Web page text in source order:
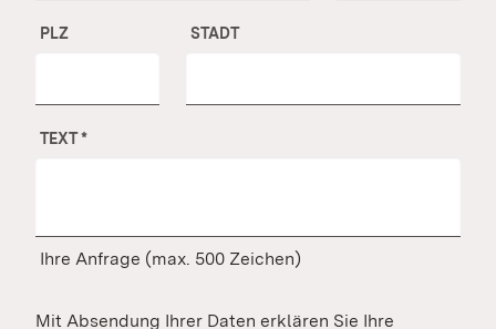
PLZ STADT
TEXT*
Ihre Anfrage (max. 500 Zeichen)
Mit Absendung Ihrer Daten erklären Sie Ihre